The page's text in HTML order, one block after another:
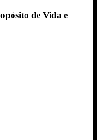
de Vida e